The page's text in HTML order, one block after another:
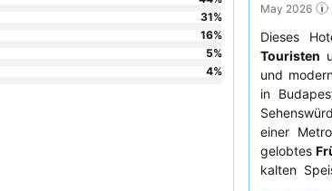
May 2026
Dieses
Touristen
und
in
einer
gelobtes
kalten
31%
16%
5%
4%